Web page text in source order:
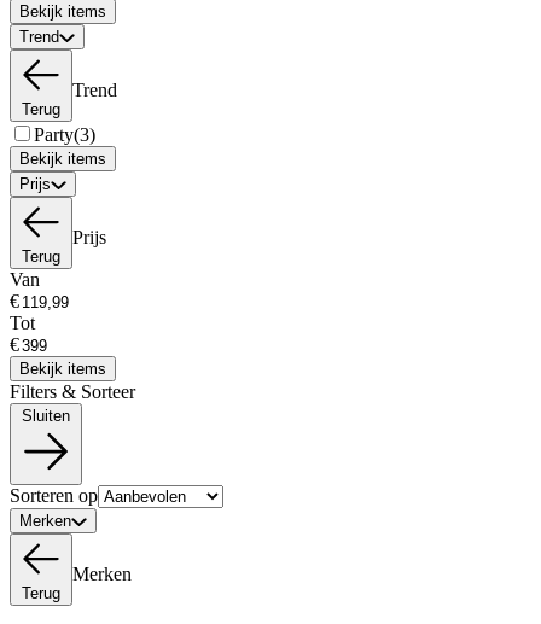
Bekijk items
Trend
Terug
Trend
Party(3)
Bekijk items
Prijs
Terug
Prijs
Van
€
Tot
€
Bekijk items
Filters & Sorteer
Sorteren op
Merken
Terug
Merken